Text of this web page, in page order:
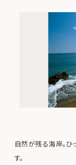
自然が残る海岸。ひ
す。